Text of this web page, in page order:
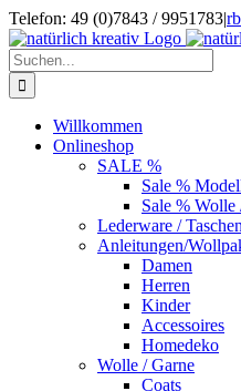
Zum
Inhalt
springen
Telefon: 49 (0)7843 / 9951783|
Suche
nach:
Willkommen
Onlineshop
SALE %
Sale %
Sale % Wolle
Lederware / Taschen
Anleitungen/
Damen
Herren
Kinder
Accessoires
Homedeko
Wolle / Garne
Coats